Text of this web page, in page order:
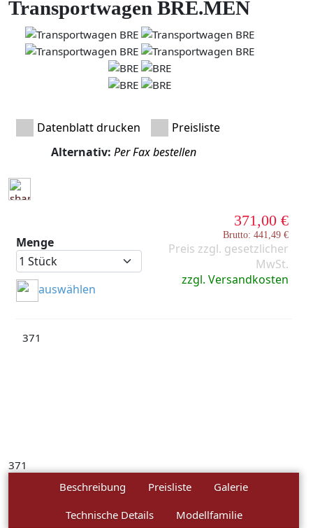
Transportwagen BRE.MEN
Datenblatt drucken
Preisliste
Alternativ: Per Fax bestellen
Menge
auswählen
371,00 €
Brutto: 441,49 €
Preis zzgl. gesetzlicher
MwSt.
zzgl. Versandkosten
371
371
Beschreibung
Preisliste
Galerie
Technische Details
Modellfamilie